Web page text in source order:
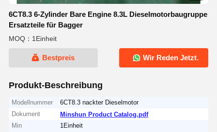
6CT8.3 6-Zylinder Bare Engine 8.3L Dieselmotorbaugruppe
Ersatzteile für Bagger
MOQ：1Einheit
Bestpreis Wir Reden Jetzt.
Produkt-Beschreibung
Modellnummer
6CT8.3 nackter Dieselmotor
Dokument
Minshun Product Catalog.pdf
Min
1Einheit